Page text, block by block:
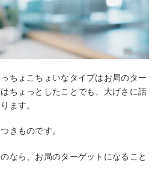
ちょこちょいなタイプはお局のター
ちょっとしたことでも、大げさに話
ます。
きものです。
なら、お局のターゲットになること